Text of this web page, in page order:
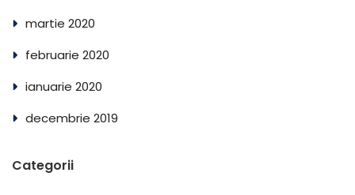
martie 2020
februarie 2020
ianuarie 2020
decembrie 2019
Categorii